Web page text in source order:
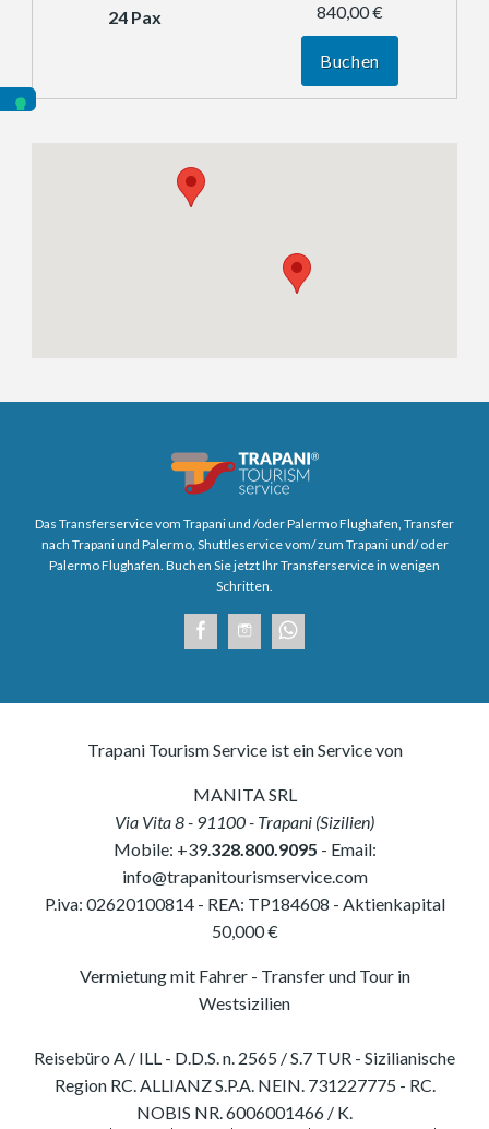
840,00 €
Buchen
Das Transferservice vom Trapani und /oder Palermo Flughafen, Transfer
nach Trapani und Palermo, Shuttleservice vom/ zum Trapani und/ oder
Palermo Flughafen. Buchen Sie jetzt Ihr Transferservice in wenigen
Schritten.
Trapani Tourism Service ist ein Service von
MANITA SRL
Via Vita 8- 91100- Trapani (Sizilien)
Mobile: +39.328.800.9095 - Email:
info@trapanitourismservice.com
P.iva: 02620100814- REA: TP184608 - Aktienkapital
50,000 €
Vermietung mit Fahrer - Transfer und Tour in
Westsizilien
Reisebüro A / ILL - D.D.S. n. 2565 / S.7 TUR - Sizilianische
Region RC. ALLIANZ S.P.A. NEIN. 731227775 - RC.
NOBIS NR. 6006001466 / K.